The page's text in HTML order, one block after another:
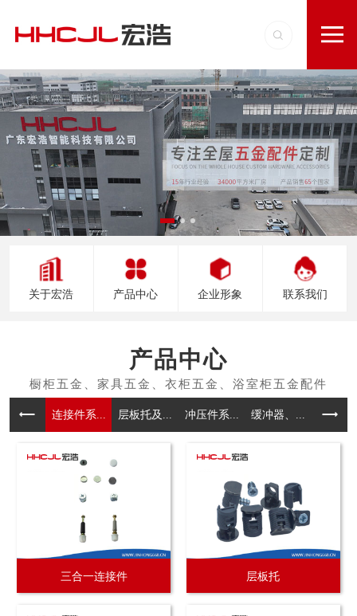
关于宏浩 产品中心 企业形象 联系我们
产品中心
连接件系... 层板托及... 冲压件系... 缓冲器、... 拉手
三合一连接件 层板托